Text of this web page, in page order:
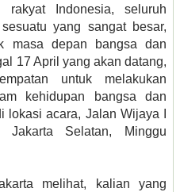
rakyat Indonesia, seluruh
yang sangat besar,
masa depan bangsa dan
17 April yang akan datang,
untuk melakukan
kehidupan bangsa dan
acara, Jalan Wijaya I
Selatan, Minggu
melihat, kalian yang